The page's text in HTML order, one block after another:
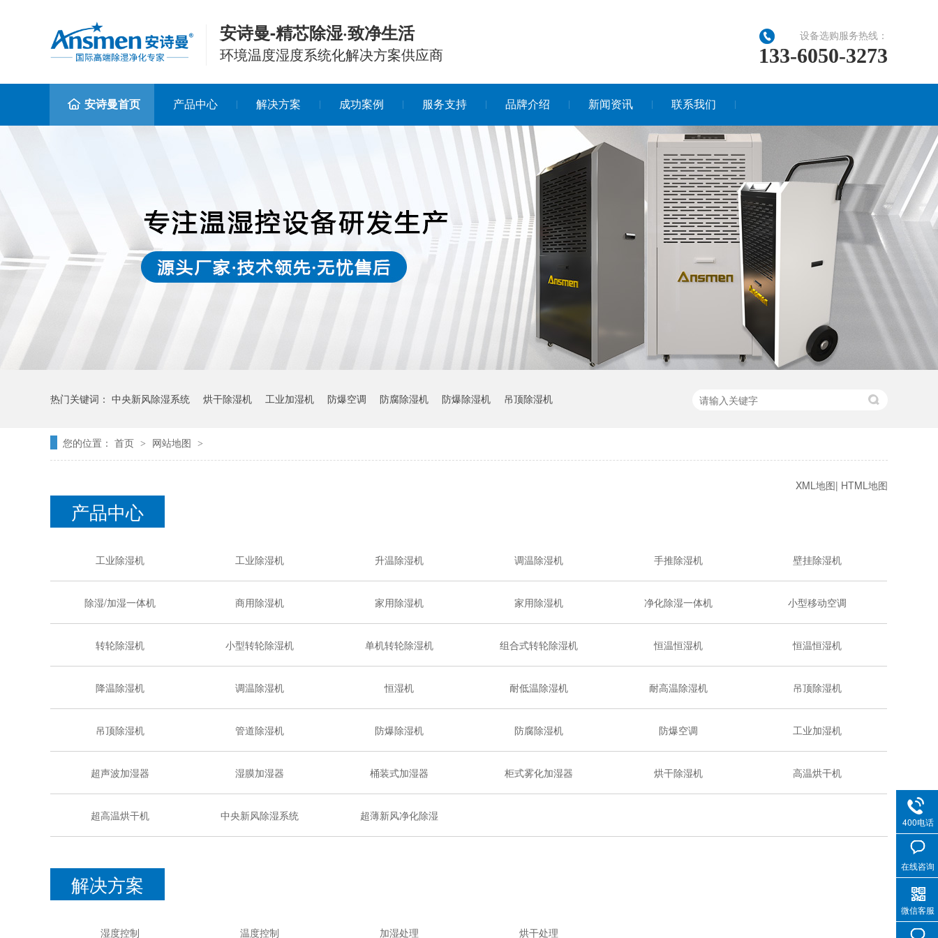
安诗曼-精芯除湿·致净生活
环境温度湿度系统化解决方案供应商
设备选购服务热线：
133-6050-3273
安诗曼首页 产品中心 解决方案 成功案例 服务支持 品牌介绍 新闻资讯 联系我们
热门关键词： 中央新风除湿系统 烘干除湿机 工业加湿机 防爆空调 防腐除湿机 防爆除湿机 吊顶除湿机
您的位置： 首页 > 网站地图 >
XML地图| HTML地图
产品中心
工业除湿机 工业除湿机 升温除湿机 调温除湿机 手推除湿机 壁挂除湿机
除湿/加湿一体机 商用除湿机 家用除湿机 家用除湿机 净化除湿一体机 小型移动空调
转轮除湿机 小型转轮除湿机 单机转轮除湿机 组合式转轮除湿机 恒温恒湿机 恒温恒湿机
降温除湿机 调温除湿机 恒湿机 耐低温除湿机 耐高温除湿机 吊顶除湿机
吊顶除湿机 管道除湿机 防爆除湿机 防腐除湿机 防爆空调 工业加湿机
超声波加湿器 湿膜加湿器 桶装式加湿器 柜式雾化加湿器 烘干除湿机 高温烘干机
超高温烘干机 中央新风除湿系统 超薄新风净化除湿
解决方案
湿度控制 温度控制 加湿处理 烘干处理
400电话
在线咨询
微信客服